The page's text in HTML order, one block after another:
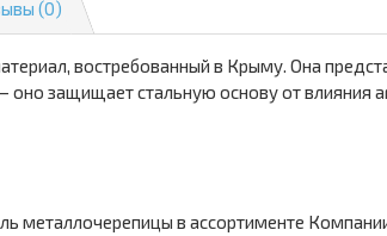
(0)
востребованный в Крыму. Она
защищает стальную основу от влияния
металлочерепицы в ассортименте